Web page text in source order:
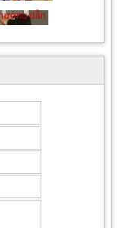
dẫn
tận tình